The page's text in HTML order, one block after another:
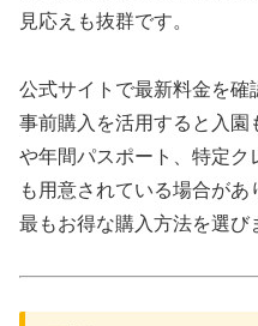
見応えも抜群です。
公式サイトで最新料金を
事前購入を活用すると入園
や年間パスポート、特定
も用意されている場合が
最もお得な購入方法を選び